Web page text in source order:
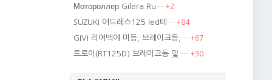
Мотороллер Gilera Ru… +2
SUZUKI 어드레스125 led테… +84
GIVI 리어백에 미등, 브레이크등,… +67
트로이(RT125D) 브레이크등 및 … +30